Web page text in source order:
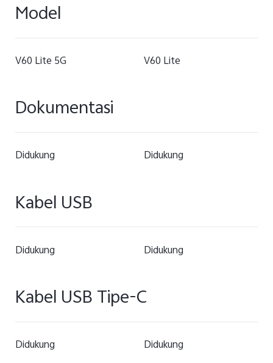
Model
V60 Lite 5G V60 Lite
Dokumentasi
Didukung Didukung
Kabel USB
Didukung Didukung
Kabel USB Tipe-C
Didukung Didukung